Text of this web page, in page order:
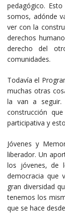
pedagógico.
somos, adónde
ver con la
derechos
derecho del
comunidades.
Todavía el
muchas otras
la van a seguir.
construcción
participativa y
Jóvenes y
liberador. Un
los jóvenes, de
democracia que
gran diversidad
tenemos los
que se hace